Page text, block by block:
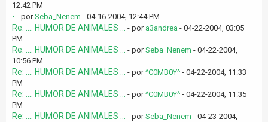
12:42 PM
- - porSeba_Nenem - 04-16-2004, 12:44 PM
Re: .... HUMOR DE ANIMALES ... - por a3andrea - 04-22-2004, 03:05
PM
Re: .... HUMOR DE ANIMALES ... - porSeba_Nenem - 04-22-2004,
10:56 PM
Re: .... HUMOR DE ANIMALES ... - por^C0MB0Y^ - 04-22-2004, 11:33
PM
Re: .... HUMOR DE ANIMALES ... - por^C0MB0Y^ - 04-22-2004, 11:35
PM
Re: .... HUMOR DE ANIMALES ... - porSeba_Nenem - 04-23-2004,